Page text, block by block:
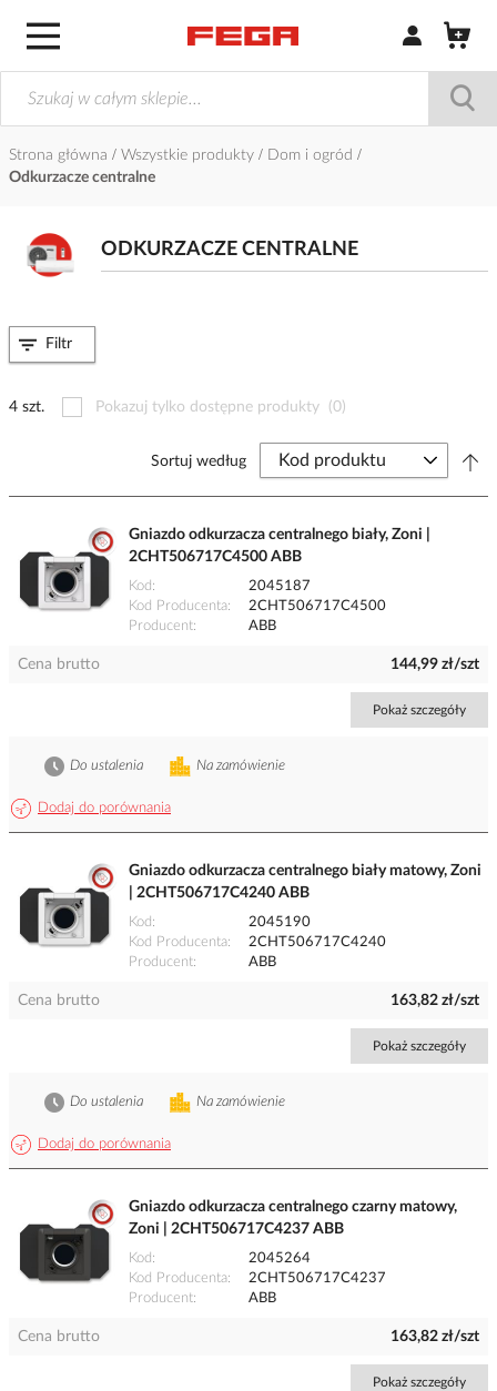
Zaloguj się /
Strona główna Wszystkie produkty
Dom i ogród
Odkurzacze centralne
ODKURZACZE CENTRALNE
4 szt. Pokazuj tylko dostępne produkty (0)
Sortuj według
Gniazdo odkurzacza centralnego biały, Zoni |
2CHT506717C4500 ABB
Kod
2045187
Kod Producenta
2CHT506717C4500
Producent
ABB
Cena brutto 144,99 zł/szt
Pokaż szczegóły
Dodaj do porównania
Na zamówienie
Do ustalenia
Gniazdo odkurzacza centralnego biały matowy, Zoni
| 2CHT506717C4240 ABB
Kod
2045190
Kod Producenta
2CHT506717C4240
Producent
ABB
Cena brutto 163,82 zł/szt
Pokaż szczegóły
Dodaj do porównania
Na zamówienie
Do ustalenia
Gniazdo odkurzacza centralnego czarny matowy,
Zoni | 2CHT506717C4237 ABB
Kod
2045264
Kod Producenta
2CHT506717C4237
Producent
ABB
Cena brutto 163,82 zł/szt
Pokaż szczegóły
Filtr